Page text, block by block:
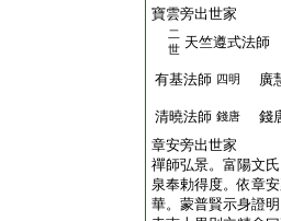
寶雲旁出世家
二
世 天竺遵式法
有基法師 四明 廣
清曉法師 錢唐
錢
章安旁出世家
禪師弘景。富陽文
泉奉勅得度。依章
華。蒙普賢示身證